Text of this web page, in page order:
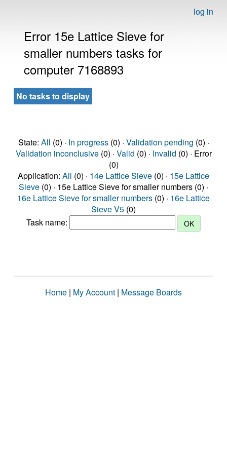
log in
Error 15e Lattice Sieve for
smaller numbers tasks for
computer 7168893
No tasks to display
State: All (0) · In progress(0) · Validation pending (0) ·
Validation inconclusive(0) · Valid (0) · Invalid (0) · Error
(0)
Application: All (0) · 14e Lattice Sieve (0) · 15e Lattice
Sieve (0) · 15e Lattice Sieve for smaller numbers (0) ·
16e Lattice Sieve for smaller numbers (0) · 16e Lattice
Sieve V5 (0)
Task name:
Home | My Account | Message Boards